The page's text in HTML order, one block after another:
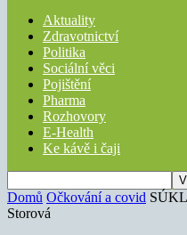
Aktuality
Zdravotnictví
Politika
Sociální věci
Pojištění
Pharma
Rozhovory
E-Health
Ke kávě i čaji
Domů Očkování a covid SÚKL
Storová